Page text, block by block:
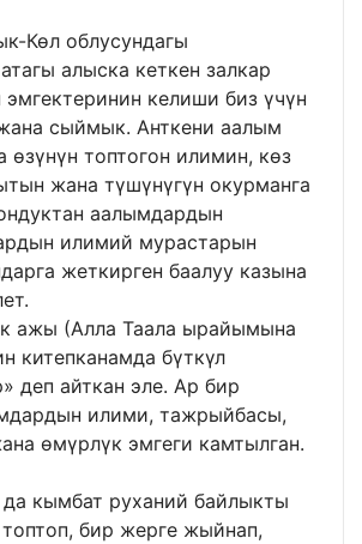
Көл облусундагы
алыска кеткен залкар
келиши биз үчүн
сыймык. Анткени аалым
өзүнүн топтогон илимин, көз
жана түшүнүгүн окурманга
аалымдардын
илимий мурастарын
жеткирген баалуу казына
ажы (Алла Таала ырайымына
китепканамда бүткүл
деп айткан эле. Ар бир
илими, тажрыйбасы,
өмүрлүк эмгеги камтылган.
кымбат руханий байлыкты
бир жерге жыйнап,